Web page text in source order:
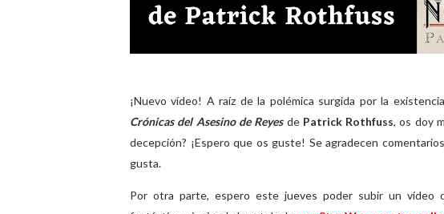
¡Nuevo vídeo! A raíz de la polémica surgida por la
Crónicas del Asesino de Reyesde Patrick Rothfuss, os doy
decepción? ¡Espero que os guste! Se agradecen
gusta.
Por otra parte, espero este jueves poder subir un vídeo